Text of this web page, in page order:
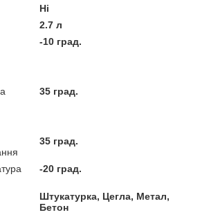
Ні
2.7 л
-10 град.
35 град.
35 град.
-20 град.
Штукатурка, Цегла, Метал,
Бетон